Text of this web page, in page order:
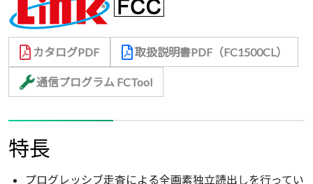
カタログPDF 取扱説明書PDF（FC1500CL）
通信プログラム FCTool
特長
プログレッシブ走査による全画素独立読出しを行ってい